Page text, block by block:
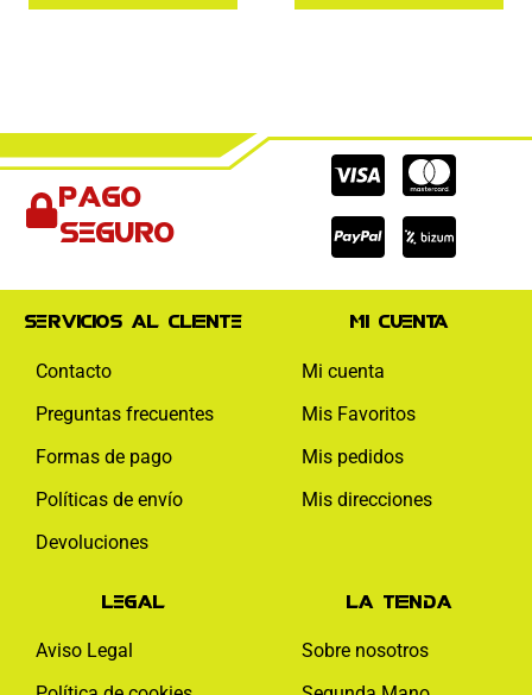
Pago
seguro
Cc-
visa
Cc-
Cc-
paypal
Servicios al cliente
Contacto
Preguntas frecuentes
Formas de pago
Políticas de envío
Devoluciones
Mi cuenta
Mi cuenta
Mis Favoritos
Mis pedidos
Mis direcciones
Legal
Aviso Legal
La tienda
Sobre nosotros